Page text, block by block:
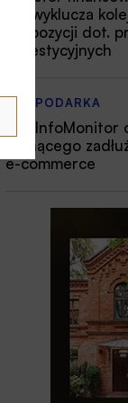
nie wyklucza
propozycji dot.
inwestycyjnych
GOSPODARKA
BIG InfoMonitor
rosnącego
e-commerce